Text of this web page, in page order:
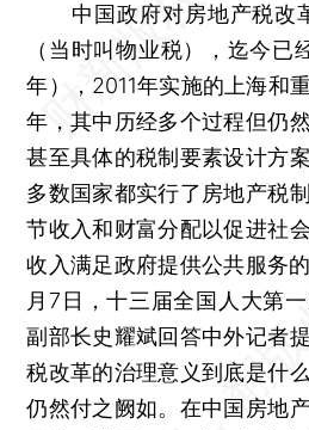
中国政府对房地产税改
（当时叫物业税），迄今
年），2011年实施的上海和
年，其中历经多个过程但仍
甚至具体的税制要素设计方
多数国家都实行了房地产税
节收入和财富分配以促进社
收入满足政府提供公共服务
月7日，十三届全国人大第
副部长史耀斌回答中外记者
税改革的治理意义到底是什
仍然付之阙如。在中国房地